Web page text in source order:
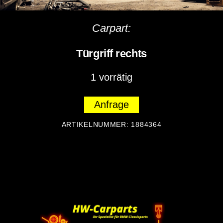
Carpart:
Türgriff rechts
1 vorrätig
Anfrage
ARTIKELNUMMER: 1884364